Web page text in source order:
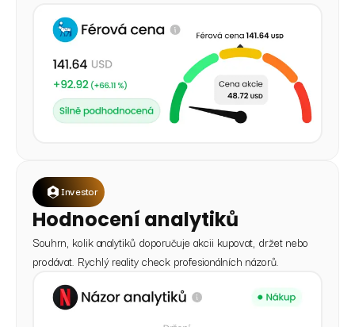
Investor
Hodnocení analytiků
Souhrn, kolik analytiků doporučuje akcii kupovat, držet nebo
prodávat. Rychlý reality check profesionálních názorů.